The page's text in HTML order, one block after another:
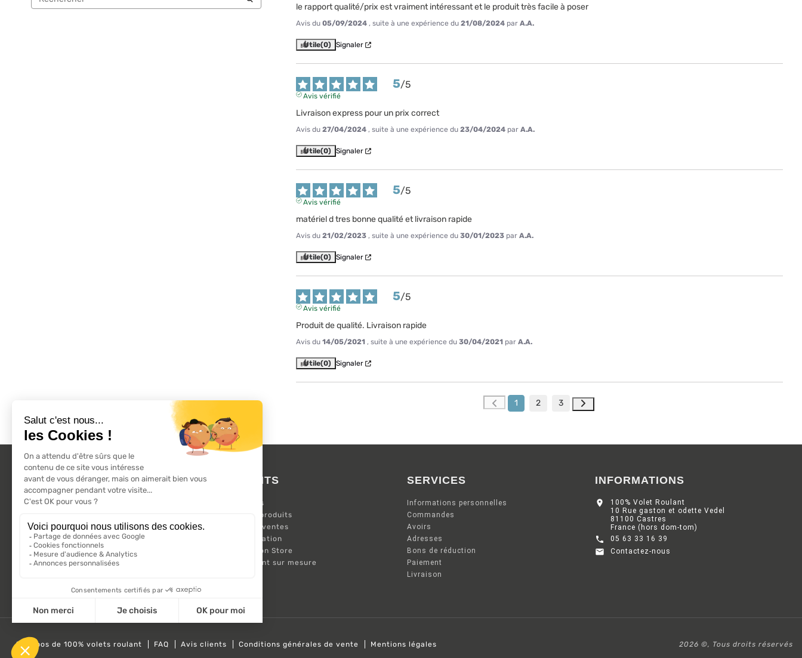
le rapport qualité/prix est vraiment intéressant et le produit très facile à poser
Avis du 05/09/2024 , suite à une expérience du 21/08/2024 par A.A.
Utile(0) Signaler
5/5
Avis vérifié
Livraison express pour un prix correct
Avis du 27/04/2024 , suite à une expérience du 23/04/2024 par A.A.
Utile(0) Signaler
5/5
Avis vérifié
matériel d tres bonne qualité et livraison rapide
Avis du 21/02/2023 , suite à une expérience du 30/01/2023 par A.A.
Utile(0) Signaler
5/5
Avis vérifié
Produit de qualité. Livraison rapide
Avis du 14/05/2021 , suite à une expérience du 30/04/2021 par A.A.
Utile(0) Signaler
1 2 3
L'ACTU 100%
VOLET ROULANT
Suivez-nous sur les réseaux sociaux.
PRODUITS
Promotions
Nouveaux produits
Meilleures ventes
Kit Motorisation
Motorisation Store
Volet roulant sur mesure
SERVICES
Informations personnelles
Commandes
Avoirs
Adresses
Bons de réduction
Paiement
Livraison
INFORMATIONS

100% Volet Roulant
10 Rue gaston et odette Vedel
81100 Castres
France (hors dom-tom)
 05 63 33 16 39
 Contactez-nous
A propos de 100% volets roulant FAQ Avis clients Conditions générales de vente Mentions légales 2026 ©, Tous droits réservés